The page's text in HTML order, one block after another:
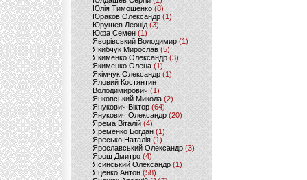
Юлія Тимошенко (8)
Юраков Олександр (1)
Юрушев Леонід (3)
Юфа Семен (1)
Яворівський Володимир (1)
Якибчук Мирослав (5)
Якименко Олександр (3)
Якименко Олена(1)
Якімчук Олександр (1)
Яловий Костянтин
Володимирович (1)
Янковський Микола(2)
Янукович Віктор (64)
Янукович Олександр(20)
Ярема Віталій(4)
Яременко Богдан(1)
Яресько Наталія(1)
Ярославський Олександр (3)
Ярош Дмитро (4)
Ясинський Олександр (1)
Яценко Антон(58)